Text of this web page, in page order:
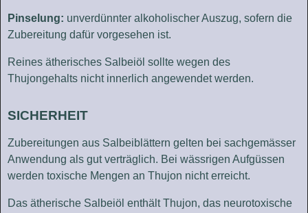
Pinselung: unverdünnter alkoholischer Auszug, sofern die
Zubereitung dafür vorgesehen ist.
Reines ätherisches Salbeiöl sollte wegen des
Thujongehalts nicht innerlich angewendet werden.
SICHERHEIT
Zubereitungen aus Salbeiblättern gelten bei sachgemässer
Anwendung als gut verträglich. Bei wässrigen Aufgüssen
werden toxische Mengen an Thujon nicht erreicht.
Das ätherische Salbeiöl enthält Thujon, das neurotoxische